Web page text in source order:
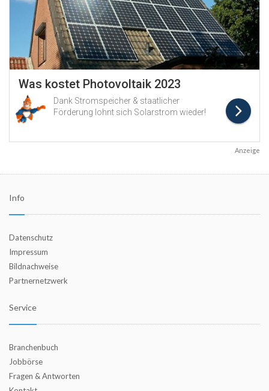
Anzeige
Info
Datenschutz
Impressum
Bildnachweise
Partnernetzwerk
Service
Branchenbuch
Jobbörse
Fragen & Antworten